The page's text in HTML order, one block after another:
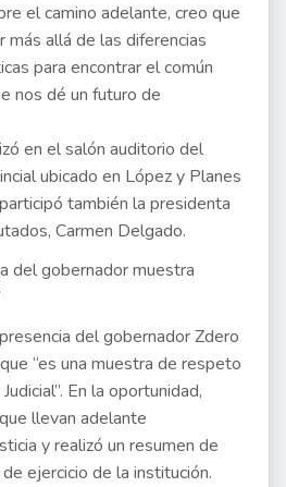
el camino adelante, creo que
allá de las diferencias
para encontrar el común
nos dé un futuro de
en el salón auditorio del
ubicado en López y Planes
también la presidenta
Carmen Delgado.
del gobernador muestra
del gobernador Zdero
“es una muestra de respeto
En la oportunidad,
llevan adelante
y realizó un resumen de
ejercicio de la institución.